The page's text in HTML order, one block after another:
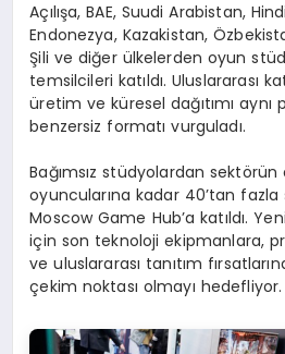
Açılışa, BAE, Suudi Arabistan,
Endonezya, Kazakistan,
Şili ve diğer ülkelerden oyun
temsilcileri katıldı. Uluslararası
üretim ve küresel dağıtımı
benzersiz formatı vurguladı.
Bağımsız stüdyolardan
oyuncularına kadar 40’tan
Moscow Game Hub’a katıldı.
için son teknoloji ekipmanlara,
ve uluslararası tanıtım
çekim noktası olmayı hedefliyor.